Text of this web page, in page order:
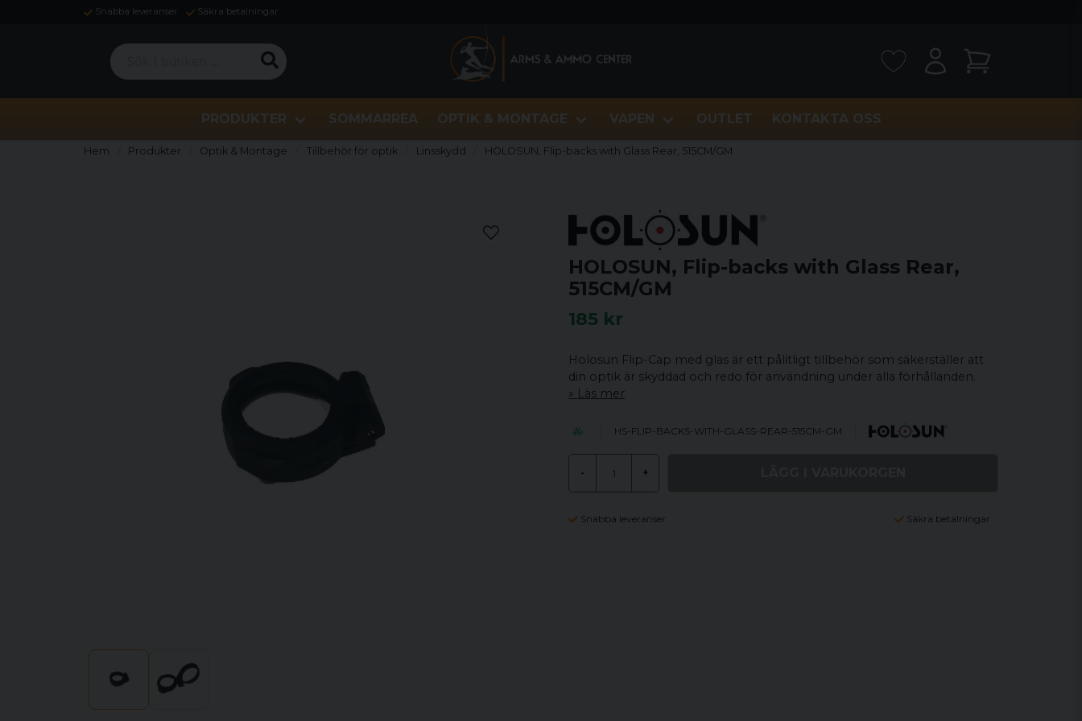
Snabba leveranser Säkra betalningar
Sök i butiken ...
PRODUKTER SOMMARREA OPTIK & MONTAGE VAPEN OUTLET KONTAKTA OSS
Hem Produkter Optik & Montage Tillbehör för optik Linsskydd HOLOSUN, Flip-backs with Glass Rear, 515CM/GM
HOLOSUN, Flip-backs with Glass Rear,
515CM/GM
185 kr
Holosun Flip-Cap med glas är ett pålitligt tillbehör som säkerställer att
din optik är skyddad och redo för användning under alla förhållanden.
Läs mer
HS-FLIP-BACKS-WITH-GLASS-REAR-515CM-GM
- +
Snabba leveranser Säkra betalningar